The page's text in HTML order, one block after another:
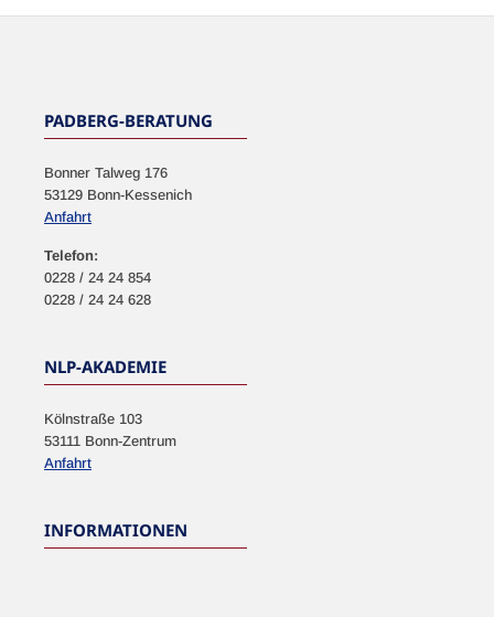
NEWSLETTER
PADBERG-BERATUNG
Bonner Talweg 176
53129 Bonn-Kessenich
Anfahrt
Telefon:
0228 / 24 24 854
0228 / 24 24 628
NLP-AKADEMIE
Kölnstraße 103
53111 Bonn-Zentrum
Anfahrt
INFORMATIONEN